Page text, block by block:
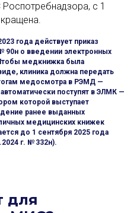
с 1
года действует приказ
90н о введении электронных
медкнижка была
клиника должна передать
медосмотра в РЭМД —
поступят в ЭЛМК —
которой выступает
ранее выданных
медицинских книжек
до 1 сентября 2025 года
г. № 332н).
для